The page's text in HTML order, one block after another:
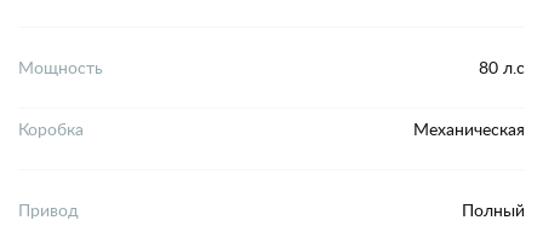
Мощность 80 л.с
Коробка Механическая
Привод Полный